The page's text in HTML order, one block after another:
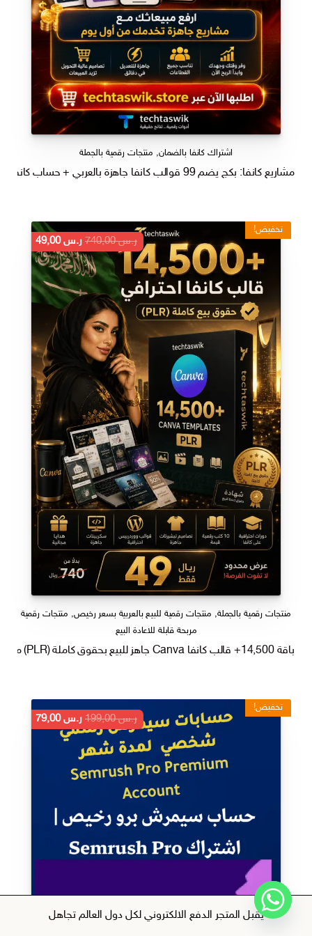
يقبل المتجر الدفع الالكتروني لكل دول العالمتجاهل
اشتراك كانفا بالضمان, منتجات رقمية بالجملة
مشاريع كانفا: بكج يضم 99 قوالب كانفا جاهزة بالعربي + حساب كانفا برو مدى الحياة
تخفيض!
منتجات رقمية بالجملة, منتجات رقمية للبيع بالعربية بسعر رخيص, منتجات رقمية
مربحة قابلة للاعادة البيع
باقة 14,500+ قالب كانفا Canva جاهز للبيع بحقوق كاملة (PLR) مع دورات وكتب رقمية للاحتراف الكانفا
ر.س740,00
السعر
الأصلي
هو:
ر.س 740,00.
ر.س49,00
السعر
الحالي
هو:
ر.س 49,00.
تخفيض!
ر.س199,00
السعر
الأصلي
هو:
ر.س79,00
السعر